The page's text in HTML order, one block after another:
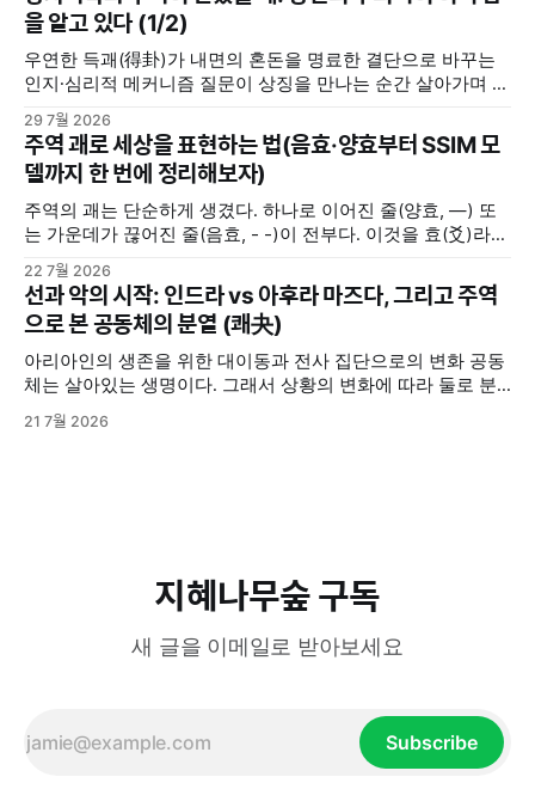
리적 메커니즘을 분석합니다.지혜나무숲지혜나무숲 (위 포스
팅에서 이어집니다) 우리 뇌는 주역괘를 어떻게 인지할까(맥
락화와 무의식의
을 알고 있다 (1/2)
우연한 득괘(得卦)가 내면의 혼돈을 명료한 결단으로 바꾸는
인지·심리적 메커니즘 질문이 상징을 만나는 순간 살아가며 중
요한 선택의 갈림길에 서거나 해결하기 힘든 고민에 직면했을
때, 사람들은 저마다의 방식으로 답을 찾는다. 누군가는 주변
사람들로부터 조언을 구하고, 누군가는 독서를 통해서 길을 찾
기도 한다. 또 누군가는 명상을 하며, 또 누군가는 주역(周易)
29 7월 2026
주역 괘로 세상을 표현하는 법(음효·양효부터 SSIM 모
델까지 한 번에 정리해보자)
주역의 괘는 단순하게 생겼다. 하나로 이어진 줄(양효, —) 또
는 가운데가 끊어진 줄(음효, - -)이 전부다. 이것을 효(爻)라고
부른다. 음효와 양효는 세상의 모든 음과 양을 상징한다. 여자
와 남자, 하늘과 땅, 밤과 낮, 여름과 겨울 ... 세상에 존재하는
삼라만상의 모든 것들은 음과 양 2분법적으로 구분해볼 수 있
다. 그렇다고 음과 양이 언제나
22 7월 2026
선과 악의 시작: 인드라 vs 아후라 마즈다, 그리고 주역
으로 본 공동체의 분열 (쾌夬)
아리아인의 생존을 위한 대이동과 전사 집단으로의 변화 공동
체는 살아있는 생명이다. 그래서 상황의 변화에 따라 둘로 분
열되기도 하고, 분열된 두 그룹이 서로 대립 갈등하기도 한다.
기원전 2000년경, 중앙아시아 초원의 유목민이었던 아리아인
21 7월 2026
지혜나무숲 구독
새 글을 이메일로 받아보세요
Subscribe